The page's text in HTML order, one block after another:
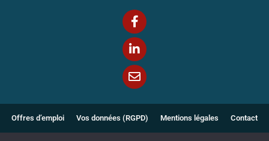
Offres d’emploi Vos données (RGPD) Mentions légales Contact